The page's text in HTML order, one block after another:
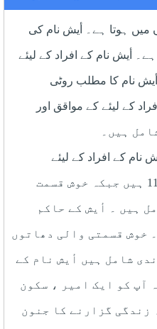
میں ہوتا ہے۔ أيش نام کی
ہے۔ أيش نام کے افراد کے لیئے
جاتا ہے أيش نام کا مطلب روٹی
کے لیئے کے مواقق اور
کے افراد کے لیئے
حکمرانی والے گھنٹے 9am سے 11am ہیں جبکہ خوش قسمت
ہیں ۔ أيش کے حاکم
خوش قسمتی والی دھاتوں
شامل ہیں أيش نام کے
آپ کو ایک امیر ، سکون
زندگی گزارنے کا جنون